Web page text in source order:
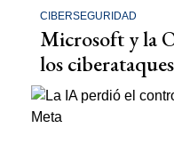
CIBERSEGURIDAD
Microsoft y la
los